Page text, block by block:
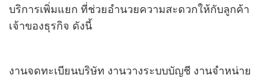
บริการเพิ่มแยก ที่ช่วยอำนวยความสะดวกให้กับลูกค้า
เจ้าของธุรกิจ ดังนี้
งานจดทะเบียนบริษัท งานวางระบบบัญชี งานจำหน่าย